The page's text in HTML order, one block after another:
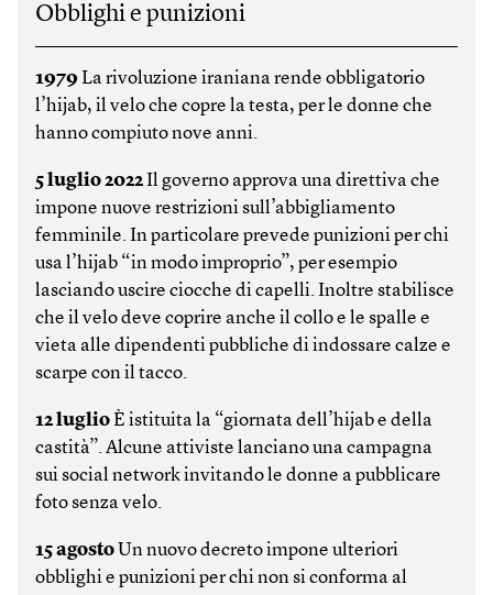
Obblighi e punizioni
1979 La rivoluzione iraniana rende obbligatorio
l’hijab, il velo che copre la testa, per le donne che
hanno compiuto nove anni.
5 luglio 2022Il governo approva una direttiva che
impone nuove restrizioni sull’abbigliamento
femminile. In particolare prevede punizioni per chi
usa l’hijab “in modo improprio”, per esempio
lasciando uscire ciocche di capelli. Inoltre stabilisce
che il velo deve coprire anche il collo e le spalle e
vieta alle dipendenti pubbliche di indossare calze e
scarpe con il tacco.
12 luglioÈ istituita la “giornata dell’hijab e della
castità”. Alcune attiviste lanciano una campagna
sui social network invitando le donne a pubblicare
foto senza velo.
15 agosto Un nuovo decreto impone ulteriori
obblighi e punizioni per chi non si conforma al